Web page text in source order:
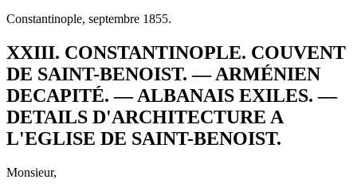
Constantinople, septembre 1855.
XXIII. CONSTANTINOPLE. COUVENT
DE SAINT-BENOIST. — ARMÉNIEN
DECAPITÉ. — ALBANAIS EXILES. —
DETAILS D'ARCHITECTURE A
L'EGLISE DE SAINT-BENOIST.
Monsieur,